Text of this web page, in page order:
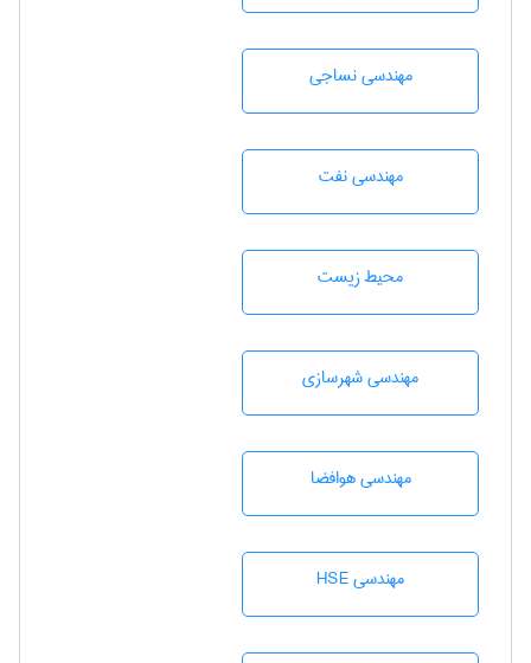
مهندسي نساجی
مهندسی نفت
محيط زيست
مهندسی شهرسازی
مهندسی هوافضا
مهندسی HSE